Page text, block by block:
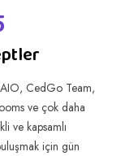
CedGo Team,
ve çok daha
ve kapsamlı
için gün